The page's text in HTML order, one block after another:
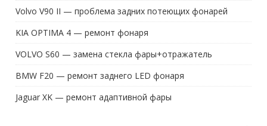
Volvo V90 II — проблема задних потеющих фонарей
KIA OPTIMA 4 — ремонт фонаря
VOLVO S60 — замена стекла фары+отражатель
BMW F20 — ремонт заднего LED фонаря
Jaguar XK — ремонт адаптивной фары